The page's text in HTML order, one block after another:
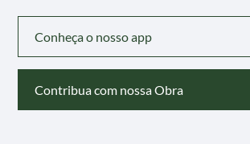
Conheça o nosso app
Contribua com nossa Obra